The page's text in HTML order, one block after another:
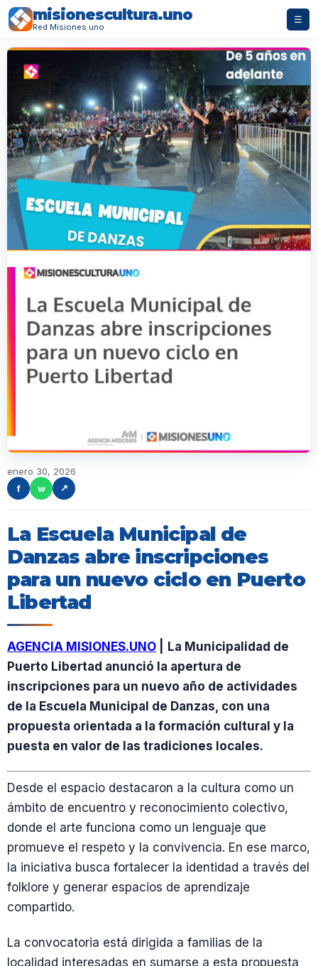
misionescultura.uno
Red Misiones.uno
☰
enero 30, 2026
f
w ↗
La Escuela Municipal de
Danzas abre inscripciones
para un nuevo ciclo en Puerto
Libertad
AGENCIA MISIONES.UNO
La Municipalidad de
Puerto Libertad anunció la apertura de
inscripciones para un nuevo año de actividades
de la Escuela Municipal de Danzas, con una
propuesta orientada a la formación cultural y la
puesta en valor de las tradiciones locales.
Desde el espacio destacaron a la cultura como un
ámbito de encuentro y reconocimiento colectivo,
donde el arte funciona como un lenguaje que
promueve el respeto y la convivencia. En ese marco,
la iniciativa busca fortalecer la identidad a través del
folklore y generar espacios de aprendizaje
compartido.
La convocatoria está dirigida a familias de la
localidad interesadas en sumarse a esta propuesta